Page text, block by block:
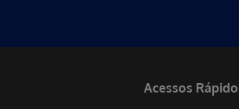
Acessos